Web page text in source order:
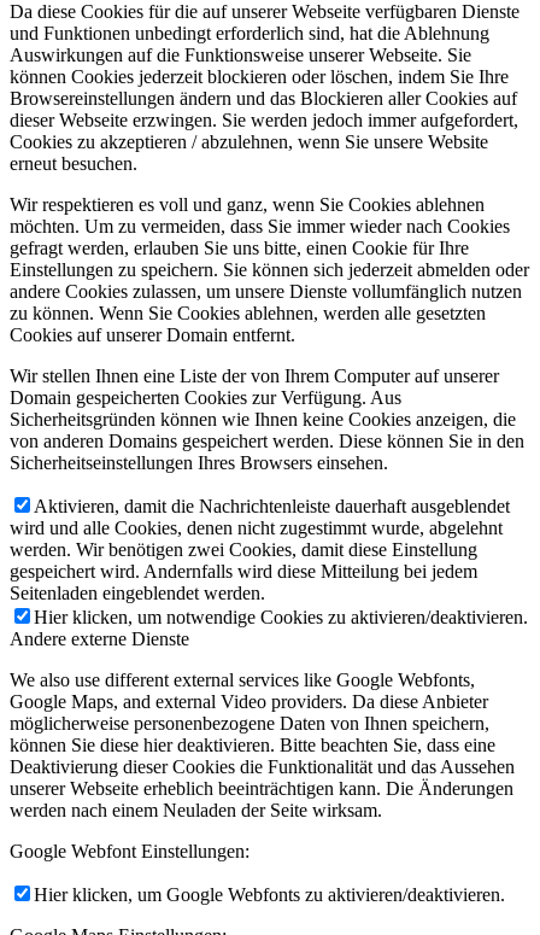
Da diese Cookies für die auf unserer Webseite verfügbaren Dienste
und Funktionen unbedingt erforderlich sind, hat die Ablehnung
Auswirkungen auf die Funktionsweise unserer Webseite. Sie
können Cookies jederzeit blockieren oder löschen, indem Sie Ihre
Browsereinstellungen ändern und das Blockieren aller Cookies auf
dieser Webseite erzwingen. Sie werden jedoch immer aufgefordert,
Cookies zu akzeptieren / abzulehnen, wenn Sie unsere Website
erneut besuchen.
Wir respektieren es voll und ganz, wenn Sie Cookies ablehnen
möchten. Um zu vermeiden, dass Sie immer wieder nach Cookies
gefragt werden, erlauben Sie uns bitte, einen Cookie für Ihre
Einstellungen zu speichern. Sie können sich jederzeit abmelden oder
andere Cookies zulassen, um unsere Dienste vollumfänglich nutzen
zu können. Wenn Sie Cookies ablehnen, werden alle gesetzten
Cookies auf unserer Domain entfernt.
Wir stellen Ihnen eine Liste der von Ihrem Computer auf unserer
Domain gespeicherten Cookies zur Verfügung. Aus
Sicherheitsgründen können wie Ihnen keine Cookies anzeigen, die
von anderen Domains gespeichert werden. Diese können Sie in den
Sicherheitseinstellungen Ihres Browsers einsehen.
Aktivieren, damit die Nachrichtenleiste dauerhaft ausgeblendet
wird und alle Cookies, denen nicht zugestimmt wurde, abgelehnt
werden. Wir benötigen zwei Cookies, damit diese Einstellung
gespeichert wird. Andernfalls wird diese Mitteilung bei jedem
Seitenladen eingeblendet werden.
Hier klicken, um notwendige Cookies zu aktivieren/deaktivieren.
Andere externe Dienste
We also use different external services like Google Webfonts,
Google Maps, and external Video providers. Da diese Anbieter
möglicherweise personenbezogene Daten von Ihnen speichern,
können Sie diese hier deaktivieren. Bitte beachten Sie, dass eine
Deaktivierung dieser Cookies die Funktionalität und das Aussehen
unserer Webseite erheblich beeinträchtigen kann. Die Änderungen
werden nach einem Neuladen der Seite wirksam.
Google Webfont Einstellungen:
Hier klicken, um Google Webfonts zu aktivieren/deaktivieren.